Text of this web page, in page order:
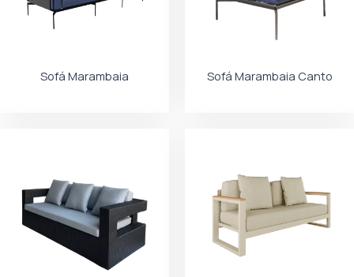
Sofá Marambaia Sofá Marambaia Canto